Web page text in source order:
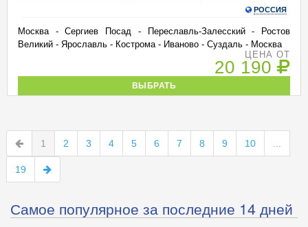
РОССИЯ
Москва - Сергиев Посад - Переславль-Залесский - Ростов
Великий - Ярославль - Кострома - Иваново - Суздаль - Москва
ЦЕНА ОТ
20 190
ВЫБРАТЬ
1 2 3 4 5 6 7 8 9 10
19
Самое популярное за последние 14 дней